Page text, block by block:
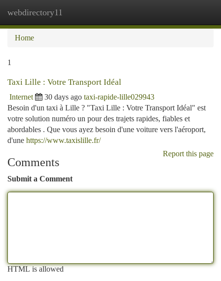
webdirectory11
Home
1
Taxi Lille : Votre Transport Idéal
Internet 30 days ago taxi-rapide-lille029943
Besoin d'un taxi à Lille ? "Taxi Lille : Votre Transport Idéal" est
votre solution numéro un pour des trajets rapides, fiables et
abordables . Que vous ayez besoin d'une voiture vers l'aéroport,
d'une https://www.taxislille.fr/
Report this page
Comments
Submit a Comment
HTML is allowed